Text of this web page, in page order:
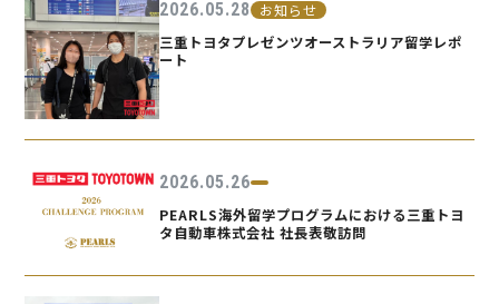
2026.05.28 お知らせ
三重トヨタプレゼンツオーストラリア留学レポ
ート
2026.05.26
PEARLS海外留学プログラムにおける三重トヨ
タ自動車株式会社 社長表敬訪問